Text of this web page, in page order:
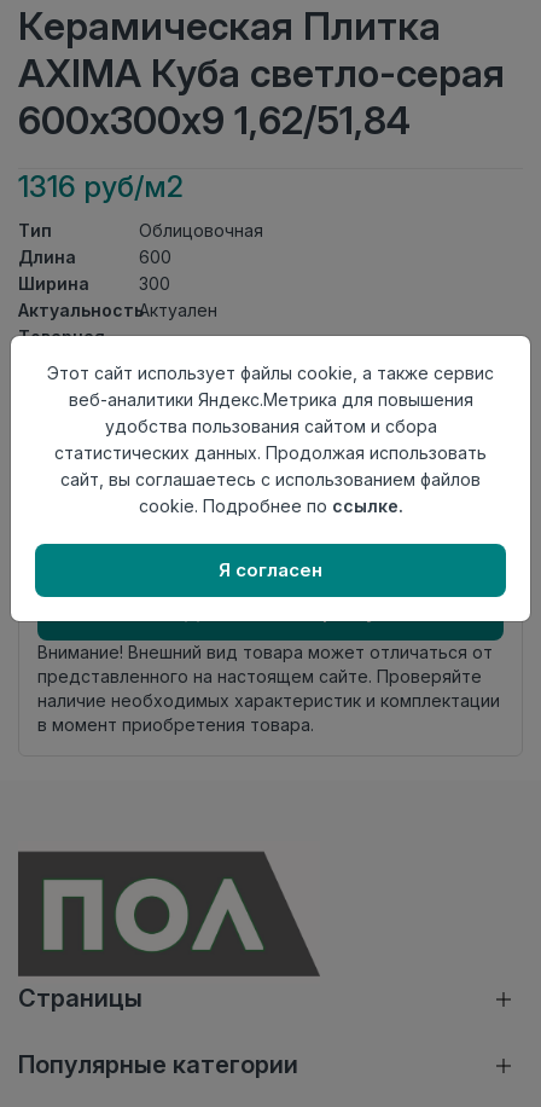
Керамическая Плитка
AXIMA Куба светло-серая
600х300х9 1,62/51,84
1316 руб/м2
Тип
Облицовочная
Длина
600
Ширина
300
АктуальностьАктуален
Товарная
группа
Толщина
матовая
происхождения
Россия
Книга с коллекциями
Внимание! Внешний вид товара может отличаться от
представленного на настоящем сайте. Проверяйте
наличие необходимых характеристик и комплектации
в момент приобретения товара.
Страницы
Популярные категории
Этот сайт использует файлы cookie, а также сервис
веб-аналитики Яндекс.Метрика для повышения
удобства пользования сайтом и сбора
статистических данных. Продолжая использовать
сайт, вы соглашаетесь с использованием файлов
cookie. Подробнее по ссылке.
Я согласен